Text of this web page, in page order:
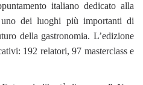
italiano dedicato alla
dei luoghi più importanti di
della gastronomia. L’edizione
192 relatori, 97 masterclass e